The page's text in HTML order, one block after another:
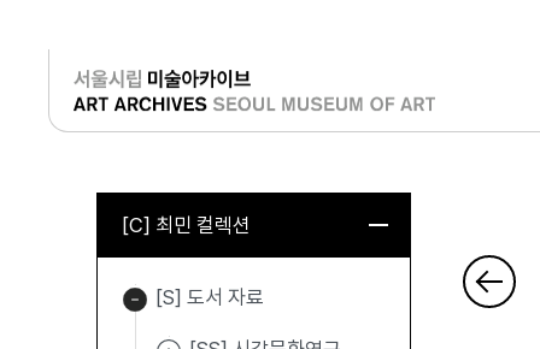
로그인
[C] 최민 컬렉션
[S] 도서 자료